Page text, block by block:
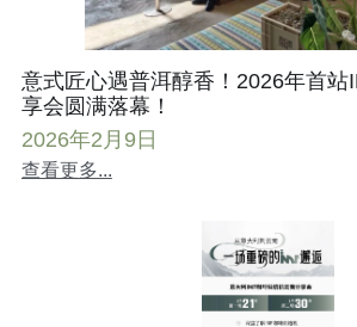
意式匠心遇普洱醇香！2026年首站
享会圆满落幕！
2026年2月9日
查看更多...